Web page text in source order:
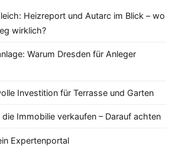
Heizreport und Autarc im Blick – wo
wirklich?
Warum Dresden für Anleger
Investition für Terrasse und Garten
Immobilie verkaufen – Darauf achten
Expertenportal